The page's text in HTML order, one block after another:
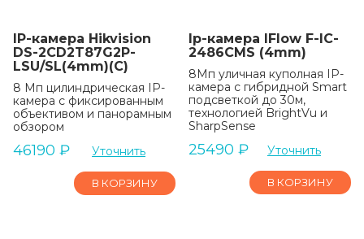
IP-камера Hikvision
DS-2CD2T87G2P-
LSU/SL(4mm)(C)
8 Мп цилиндрическая IP-
камера с фиксированным
объективом и панорамным
обзором
46190 ₽ Уточнить
В КОРЗИНУ
Ip-камера IFlow F-IC-
2486CMS (4mm)
8Мп уличная куполная IP-
камера с гибридной Smart
подсветкой до 30м,
технологией BrightVu и
SharpSense
25490 ₽ Уточнить
В КОРЗИНУ